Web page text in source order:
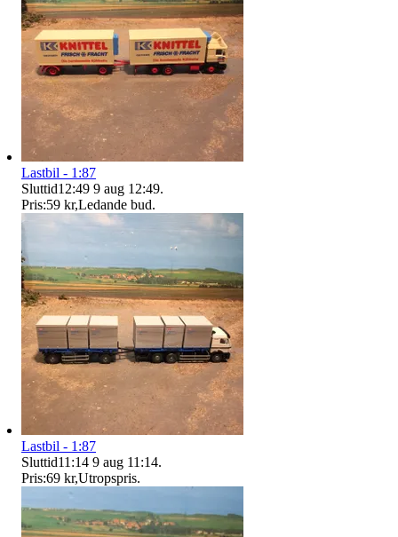
Lastbil - 1:87
Sluttid12:49 9 aug 12:49.
Pris:59 kr,Ledande bud.
Lastbil - 1:87
Sluttid11:14 9 aug 11:14.
Pris:69 kr,Utropspris.